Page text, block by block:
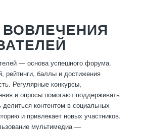
— основа успешного форума.
рейтинги, баллы и достижения
Регулярные конкурсы,
и опросы помогают поддерживать
контентом в социальных
и привлекает новых участников.
мультимедиа —